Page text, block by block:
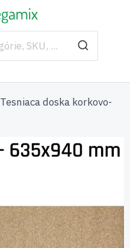
Tesniaca doska korkovo-